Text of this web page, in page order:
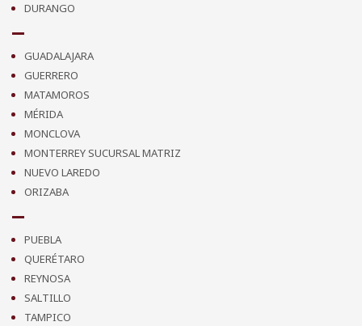
DURANGO
GUADALAJARA
GUERRERO
MATAMOROS
MÉRIDA
MONCLOVA
MONTERREY SUCURSAL MATRIZ
NUEVO LAREDO
ORIZABA
PUEBLA
QUERÉTARO
REYNOSA
SALTILLO
TAMPICO